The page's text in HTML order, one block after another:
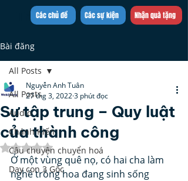
Trần Việt Quân
Các sự kiện
Các chủ đề Nhận quà tặng
Bài đăng
All Posts
Audio
Chánh Kiến
Câu chuyện chuyển hoá
Dạy con 3 Gốc
All Posts
Sự tập trung – Quy luật
của thành công
Nguyễn Anh Tuân
27 thg 3, 20223 phút đọc
Đã xếp hạng NaN/5 sao.
Ở một vùng quê nọ, có hai cha làm
nghề trồng hoa đang sinh sống